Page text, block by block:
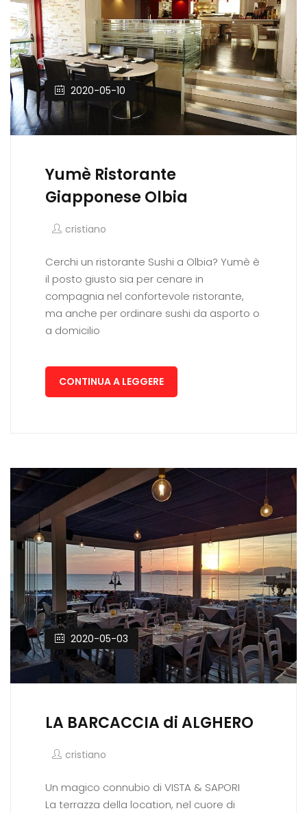
2020-05-10
Yumè Ristorante
Giapponese Olbia
cristiano
Cerchi un ristorante Sushi a Olbia? Yumè è
il posto giusto sia per cenare in
compagnia nel confortevole ristorante,
ma anche per ordinare sushi da asporto o
a domicilio
CONTINUA A LEGGERE
2020-05-03
LA BARCACCIA di ALGHERO
cristiano
Un magico connubio di VISTA & SAPORI
La terrazza della location, nel cuore di